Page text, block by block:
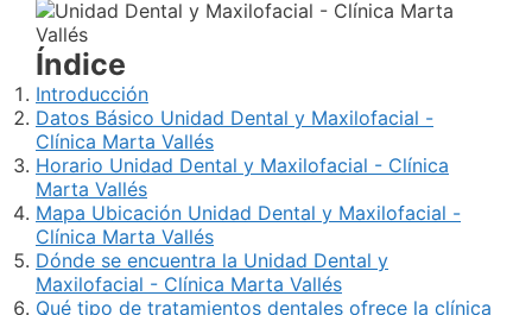
Índice
Introducción
Datos Básico Unidad Dental y Maxilofacial -
Clínica Marta Vallés
Horario Unidad Dental y Maxilofacial - Clínica
Marta Vallés
Mapa Ubicación Unidad Dental y Maxilofacial -
Clínica Marta Vallés
Dónde se encuentra la Unidad Dental y
Maxilofacial - Clínica Marta Vallés
Qué tipo de tratamientos dentales ofrece la clínica